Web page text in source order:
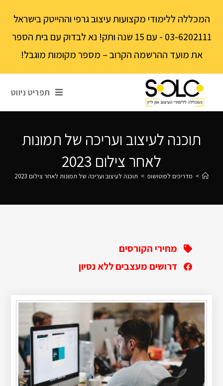
המכללה ללימודי מקצועות עיצוב גרפי וההייטק בישראל
03-6202111 - עם 15 שנה ותק! נא לבדוק עם בית הספר
את מועד ההרשמה הקרוב – מספר מקומות מוגבל!
תפריט ניווט
תוכנה לעיצוב ועריכה של תמונות
לאחר צילום 2023
> מדריכים לפוטושופ > תוכנה לעיצוב ועריכה של תמונות לאחר צילום 2023
מחירי הקורסים
דרושים מעצבים ללא נסיון